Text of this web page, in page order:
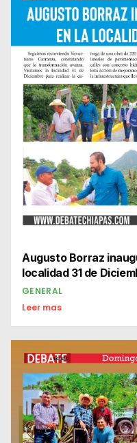
Augusto Borraz
localidad 31 de
GENERAL
Leer mas